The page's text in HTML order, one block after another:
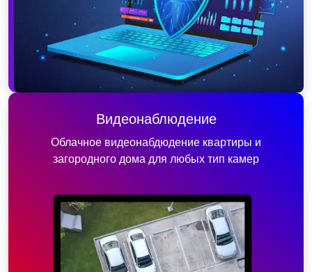
Видеонаблюдение
Облачное видеонабдюдение квартиры и
загородного дома для любых тип камер